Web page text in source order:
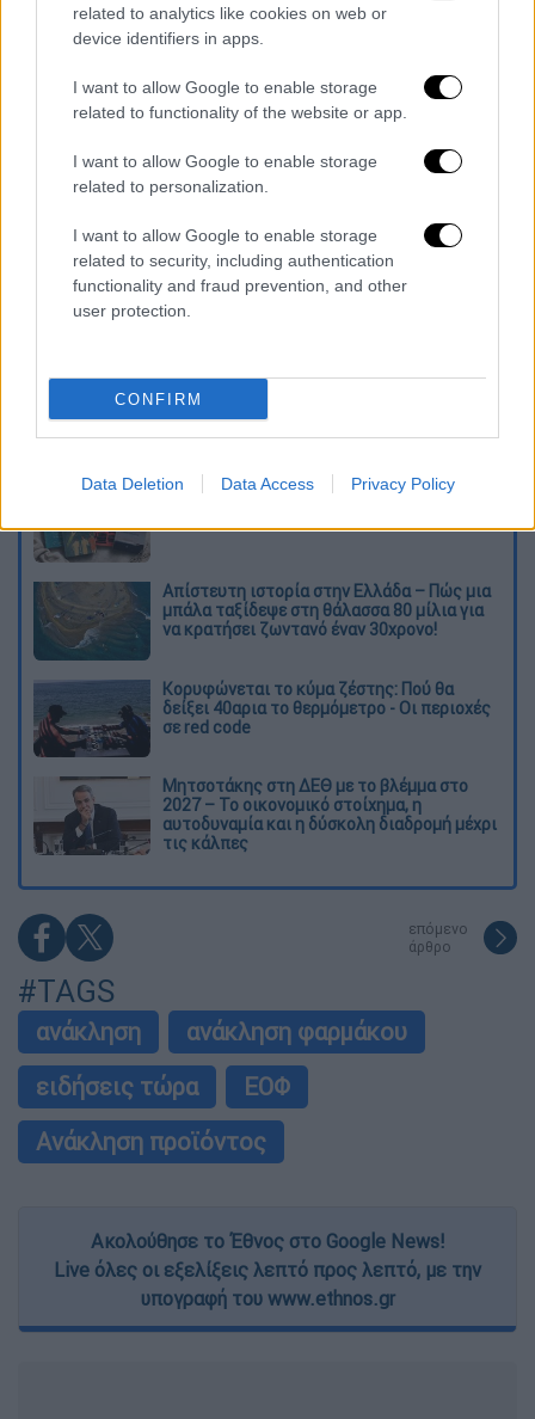
related to analytics like cookies on web or
device identifiers in apps.
I want to allow Google to enable storage
related to functionality of the website or app.
I want to allow Google to enable storage
related to personalization.
I want to allow Google to enable storage
related to security, including authentication
functionality and fraud prevention, and other
user protection.
CONFIRM
Data Deletion Data Access Privacy Policy
Τα σχολιά σας δημοσιεύονται άμεσα με δική σας ευθύνη. Το
ΕΘΝΟΣ θα παρεμβαίνει και τα προσβλητικά σχόλια θα
διαγράφονται
Διαβάστε ακόμη
Ξεφυλλίζοντας... τέσσερις ιστορίες για τη
Απίστευτη ιστορία στην Ελλάδα – Πώς μια
μπάλα ταξίδεψε στη θάλασσα 80 μίλια για
να κρατήσει ζωντανό έναν 30χρονο!
Κορυφώνεται το κύμα ζέστης: Πού θα
δείξει 40αρια το θερμόμετρο - Οι περιοχές
σε red code
Μητσοτάκης στη ΔΕΘ με το βλέμμα στο
2027 – Το οικονομικό στοίχημα, η
αυτοδυναμία και η δύσκολη διαδρομή μέχρι
τις κάλπες
επόμενο
άρθρο
#TAGS
ανάκληση
ανάκληση φαρμάκου
ειδήσεις τώρα
ΕΟΦ
Ανάκληση προϊόντος
Ακολούθησε το Έθνος στο Google News!
Live όλες οι εξελίξεις λεπτό προς λεπτό, με την
υπογραφή του www.ethnos.gr